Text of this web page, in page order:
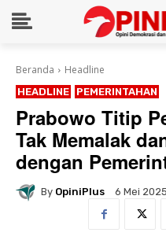
Beranda Headline
HEADLINE PEMERINTAHAN
Prabowo Titip
Tak Memalak
dengan
By OpiniPlus 6 Mei 2025